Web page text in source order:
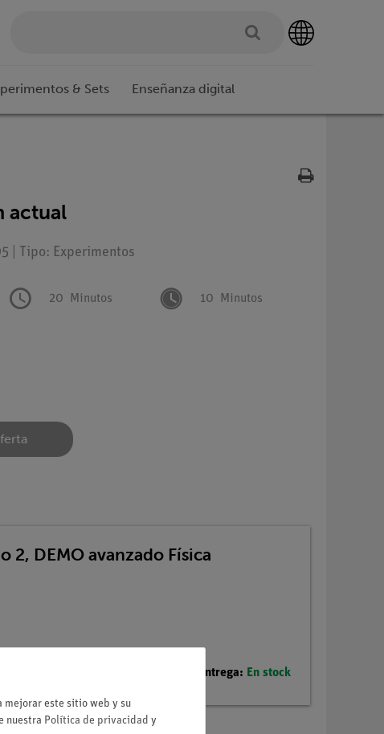
& Sets Enseñanza digital
actual
| Tipo: Experimentos
20 Minutos 10 Minutos
2, DEMO avanzado Física
Plazo de entrega: En stock
mejorar este sitio web y su
nuestra Política de privacidad y